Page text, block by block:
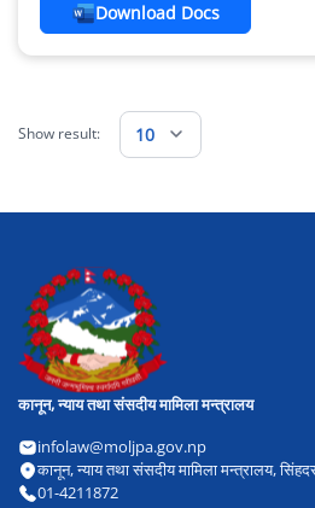
Download Docs
Show result: 10
कानून, न्याय तथा संसदीय मामिला मन्त्रालय
infolaw@moljpa.gov.np
कानून, न्याय तथा संसदीय मामिला मन्त्रालय,
01-4211872